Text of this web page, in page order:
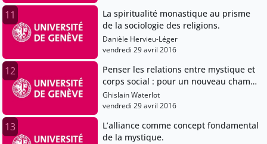
11
La spiritualité monastique au prisme
de la sociologie des religions.
Danièle Hervieu-Léger
vendredi 29 avril 2016
12
Penser les relations entre mystique et
corps social : pour un nouveau champ
d’étude.
Ghislain Waterlot
vendredi 29 avril 2016
13
L’alliance comme concept fondamental
de la mystique.